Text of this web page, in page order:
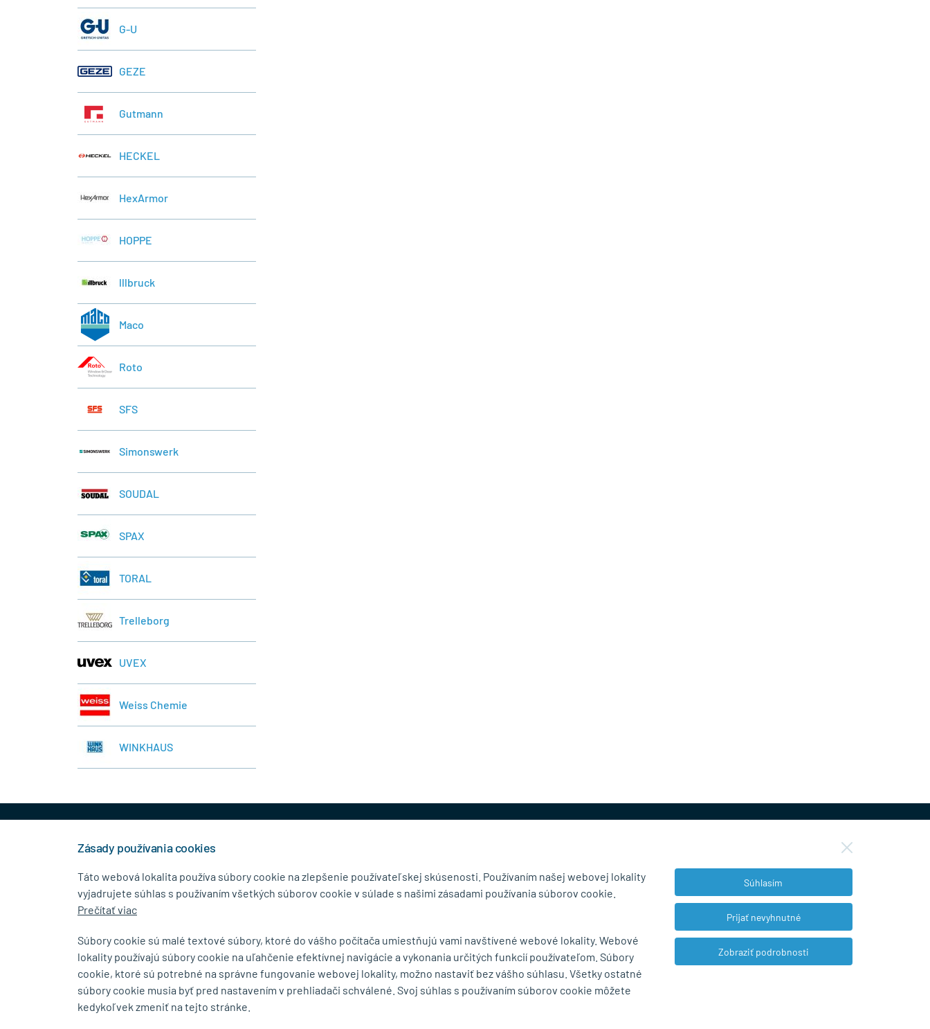
G-U
GEZE
Gutmann
HECKEL
HexArmor
HOPPE
lllbruck
Maco
Roto
SFS
Simonswerk
SOUDAL
SPAX
TORAL
Trelleborg
UVEX
Weiss Chemie
WINKHAUS
KONTAKTNÉ ÚDAJE
MB.Kovanie
Pavla Horova 1/23, 080 01
Prešov
Zobraziť na mape
O Spoločnosti
Blog
Kontakty
Doručenie a osobný odber
Obchodné podmienky
Reklamačný poriadok
Ochrana osobných údajov
NEWSLETTER
Zásady používania cookies
Táto webová lokalita používa súbory cookie na zlepšenie používateľskej skúsenosti. Používaním našej webovej lokality
vyjadrujete súhlas s používaním všetkých súborov cookie v súlade s našimi zásadami používania súborov cookie.
Prečítať viac
Súbory cookie sú malé textové súbory, ktoré do vášho počítača umiestňujú vami navštívené webové lokality. Webové
lokality používajú súbory cookie na uľahčenie efektívnej navigácie a vykonania určitých funkcií používateľom. Súbory
cookie, ktoré sú potrebné na správne fungovanie webovej lokality, možno nastaviť bez vášho súhlasu. Všetky ostatné
súbory cookie musia byť pred nastavením v prehliadači schválené. Svoj súhlas s používaním súborov cookie môžete
kedykoľvek zmeniť na tejto stránke.
Súhlasím
Prijať nevyhnutné
Zobraziť podrobnosti